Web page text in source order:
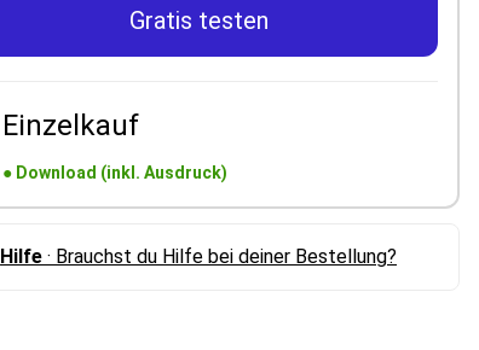
Gratis testen
Einzelkauf
● Download (inkl. Ausdruck)
Hilfe · Brauchst du Hilfe bei deiner Bestellung?